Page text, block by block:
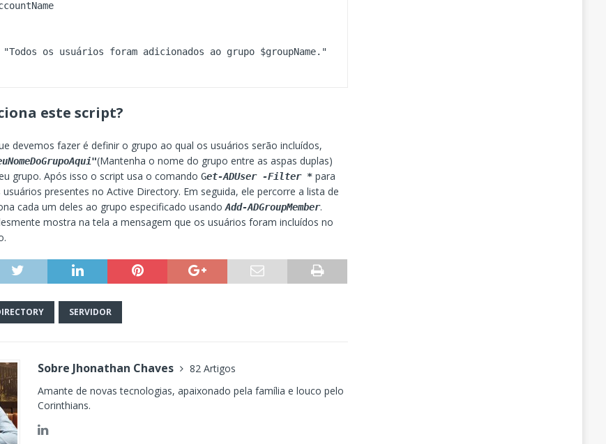
este script?
devemos fazer é definir o grupo ao qual os usuários serão incluídos,
(Mantenha o nome do grupo entre as aspas duplas)
grupo. Após isso o script usa o comandoGet-ADUser -Filter * para
presentes no Active Directory. Em seguida, ele percorre a lista de
cada um deles ao grupo especificado usandoAdd-ADGroupMember.
mostra na tela a mensagem que os usuários foram incluídos no
SERVIDOR
Sobre Jhonathan Chaves
82 Artigos
Amante de novas tecnologias, apaixonado pela família e louco pelo
Corinthians.